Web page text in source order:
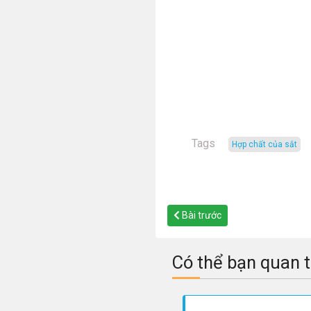
Tags hợp chất của sắt
Bài trước
Có thể bạn quan